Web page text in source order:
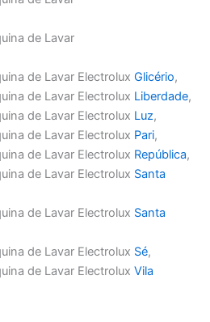
de Lavar
de Lavar ElectroluxGlicério,
de Lavar Electrolux Liberdade,
de Lavar Electrolux Luz,
de Lavar Electrolux Pari,
de Lavar Electrolux República,
de Lavar Electrolux Santa
de Lavar Electrolux Santa
de Lavar Electrolux Sé,
de Lavar ElectroluxVila